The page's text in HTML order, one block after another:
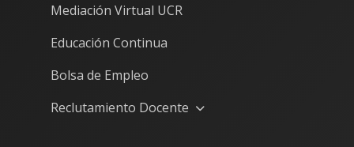
Mediación Virtual UCR
Educación Continua
Bolsa de Empleo
Reclutamiento Docente